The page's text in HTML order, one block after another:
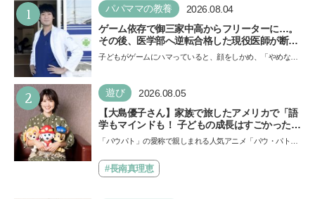
1 パパママの教養 2026.08.04
ゲーム依存で御三家中高からフリーターに…。
その後、医学部へ逆転合格した現役医師が断言
「ゲームの経験が受験勉強に役立った」そう考
子どもがゲームにハマっていると、顔をしかめ、「やめなさ
い…
2 遊び 2026.08.05
【大島優子さん】家族で旅したアメリカで「語
学もマインドも！ 子どもの成長はすごかった」
声優をつとめた映画『パウ・パトロール ザ・ダ
できると子どもに知ってほしい
「パウパト」の愛称で親しまれる人気アニメ「パウ・パトロ
ザ…#長南真理恵